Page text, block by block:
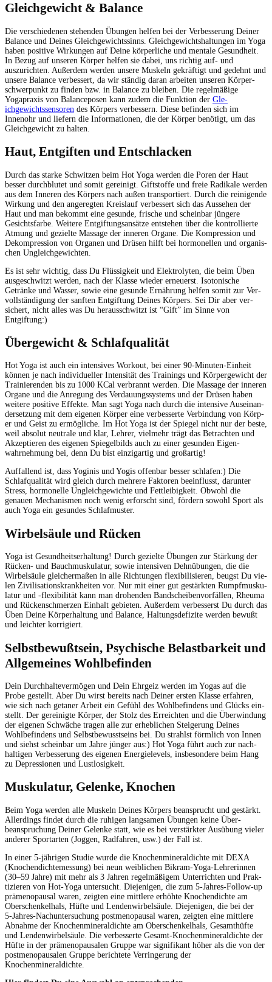
Gleichgewicht & Balance
Die ver­schiede­nen ste­hen­den Übun­gen helfen bei der Verbesserung Dein­er
Bal­ance und Deines Gle­ichgewichtssinns. Gle­ichgewicht­shal­tun­gen im Yoga
haben pos­i­tive Wirkun­gen auf Deine kör­per­liche und men­tale Gesund­heit.
In Bezug auf unseren Kör­p­er helfen sie dabei, uns richtig auf- und
auszuricht­en. Außer­dem wer­den unsere Muskeln gekräftigt und gedehnt und
unsere Bal­ance verbessert, da wir ständig daran arbeit­en unseren Kör­per­
schw­er­punkt zu find­en bzw. in Bal­ance zu bleiben. Die regelmäßige
Yogaprax­is von Bal­an­ce­posen kann zudem die Funk­tion der Gle­
ichgewichtssen­soren des Kör­pers verbessern. Diese befind­en sich im
Innenohr und liefern die Infor­ma­tio­nen, die der Kör­p­er benötigt, um das
Gle­ichgewicht zu halten.
Haut, Entgiften und Entschlacken
Durch das starke Schwitzen beim Hot Yoga wer­den die Poren der Haut
bess­er durch­blutet und somit gere­inigt. Gift­stoffe und freie Radikale wer­den
aus dem Inneren des Kör­pers nach außen trans­portiert. Durch die reini­gende
Wirkung und den angeregten Kreis­lauf verbessert sich das Ausse­hen der
Haut und man bekommt eine gesunde, frische und schein­bar jün­gere
Gesichts­farbe. Weit­ere Ent­gif­tungsan­sätze entste­hen über die kon­trol­lierte
Atmung und gezielte Mas­sage der inneren Organe. Die Kom­pres­sion und
Dekom­pres­sion von Orga­nen und Drüsen hil­ft bei hor­monellen und organ­is­
chen Ungleichgewichten.
Es ist sehr wichtig, dass Du Flüs­sigkeit und Elek­trolyten, die beim Üben
aus­geschwitzt wer­den, nach der Klasse wieder erneuerst. Iso­tonis­che
Getränke und Wass­er, sowie eine gesunde Ernährung helfen somit zur Ver­
voll­ständi­gung der san­ften Ent­gif­tung Deines Kör­pers. Sei Dir aber ver­
sichert, nicht alles was Du her­auss­chwitzt ist “Gift” im Sinne von
Entgiftung:)
Übergewicht & Schlafqualität
Hot Yoga ist auch ein inten­sives Work­out, bei ein­er 90-Minuten-Ein­heit
kön­nen je nach indi­vidu­eller Inten­sität des Train­ings und Kör­pergewicht der
Trainieren­den bis zu 1000 KCal ver­bran­nt wer­den. Die Mas­sage der inneren
Organe und die Anre­gung des Ver­dau­ungssys­tems und der Drüsen haben
weit­ere pos­i­tive Effek­te. Man sagt Yoga nach durch die inten­sive Auseinan­
der­set­zung mit dem eige­nen Kör­p­er eine verbesserte Verbindung von Kör­p­
er und Geist zu ermögliche. Im Hot Yoga ist der Spiegel nicht nur der beste,
weil abso­lut neu­trale und klar, Lehrer, vielmehr trägt das Betra­cht­en und
Akzep­tieren des eige­nen Spiegel­bilds auch zu ein­er gesun­den Eigen­
wahrnehmung bei, denn Du bist einzi­gar­tig und großartig!
Auf­fal­l­end ist, dass Yogi­nis und Yogis offen­bar bess­er schlafen:) Die
Schlafqual­ität wird gle­ich durch mehrere Fak­toren bee­in­flusst, darunter
Stress, hor­monelle Ungle­ichgewichte und Fet­tleibigkeit. Obwohl die
genauen Mech­a­nis­men noch wenig erforscht sind, fördern sowohl Sport als
auch Yoga ein gesun­des Schlafmuster.
Wirbelsäule und Rücken
Yoga ist Gesund­heit­ser­hal­tung! Durch gezielte Übun­gen zur Stärkung der
Rück­en- und Bauch­musku­latur, sowie inten­siv­en Dehnübun­gen, die die
Wirbel­säule gle­icher­maßen in alle Rich­tun­gen flex­i­bil­isieren, beugst Du vie­
len Zivil­i­sa­tion­skrankheit­en vor. Nur mit ein­er gut gestärk­ten Rumpf­musku­
latur und ‑flex­i­bil­ität kann man dro­hen­den Band­scheiben­vor­fällen, Rheuma
und Rück­en­schmerzen Ein­halt gebi­eten. Außer­dem verbesserst Du durch das
Üben Deine Kör­per­hal­tung und Bal­ance, Hal­tungs­de­fizite wer­den bewußt
und leichter korrigiert.
Selbstbewußtsein, Psychische Belastbarkeit und
Allgemeines Wohlbefinden
Dein Durch­hal­tev­er­mö­gen und Dein Ehrgeiz wer­den im Yogas auf die
Probe gestellt. Aber Du wirst bere­its nach Dein­er ersten Klasse erfahren,
wie sich nach getan­er Arbeit ein Gefühl des Wohlbefind­ens und Glücks ein­
stellt. Der gere­inigte Kör­p­er, der Stolz des Erre­icht­en und die Über­win­dung
der eige­nen Schwäche tra­gen alle zur erhe­blichen Steigerung Deines
Wohlbefind­ens und Selb­st­be­wusst­seins bei. Du strahlst förm­lich von Innen
und siehst schein­bar um Jahre jünger aus:) Hot Yoga führt auch zur nach­
halti­gen Verbesserung des eige­nen Energielevels, ins­beson­dere beim Hang
zu Depres­sio­nen und Lustlosigkeit.
Muskulatur, Gelenke, Knochen
Beim Yoga wer­den alle Muskeln Deines Kör­pers beansprucht und gestärkt.
Allerd­ings find­et durch die ruhi­gen langsamen Übun­gen keine Über­
beanspruchung Dein­er Gelenke statt, wie es bei ver­stärk­ter Ausübung viel­er
ander­er Sportarten (Joggen, Rad­fahren, usw.) der Fall ist.
In ein­er 5‑jährigen Studie wurde die Knochen­min­eraldichte mit DEXA
(Knochen­dichtemes­sung) bei neun weib­lichen Bikram-Yoga-Lehrerin­nen
(30–59 Jahre) mit mehr als 3 Jahren regelmäßigem Unter­richt­en und Prak­
tizieren von Hot-Yoga unter­sucht. Diejeni­gen, die zum 5‑Jahres-Fol­low-up
prä­menopausal waren, zeigten eine mit­tlere erhöhte Knochen­dichte am
Ober­schenkel­hals, Hüfte und Lenden­wirbel­säule. Diejeni­gen, die bei der
5‑Jahres-Nachunter­suchung post­menopausal waren, zeigten eine mit­tlere
Abnahme der Knochen­min­eraldichte am Ober­schenkel­hals, Gesamthüfte
und Lenden­wirbel­säule. Die verbesserte Gesamt-Knochen­min­eraldichte der
Hüfte in der prä­menopausalen Gruppe war sig­nifikant höher als die von der
post­menopausalen Gruppe berichtete Ver­ringerung der
Knochenmineraldichte.